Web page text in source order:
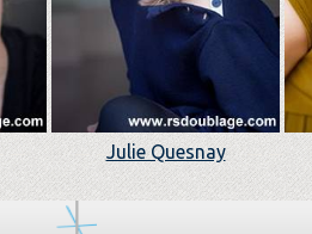
Julie Quesnay